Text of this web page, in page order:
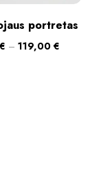
portretas
€ – 119,00 €